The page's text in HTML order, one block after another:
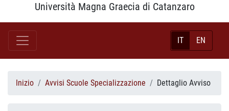
Università Magna Graecia di Catanzaro
IT EN
Inizio Avvisi Scuole Specializzazione Dettaglio Avviso